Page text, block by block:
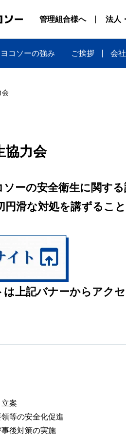
管理組合様へ 法人
ヨコソーの強み ご挨拶 会
会
協力会
ーの安全衛生に関す
滑な対処を講ずるこ
上記バナーからアク
立案
領等の安全化促進
事後対策の実施